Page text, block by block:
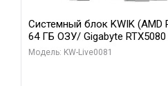
Системный блок KWIK (AMD
64 ГБ ОЗУ/ Gigabyte RTX5080
16GB GDDR7 256bit/ 1 ТБ SSD)
Модель: KW-Live0081